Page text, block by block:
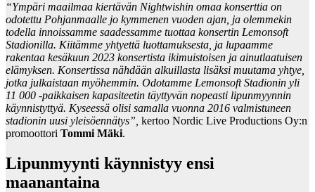
“Ympäri maailmaa kiertävän Nightwishin omaa konserttia on
odotettu Pohjanmaalle jo kymmenen vuoden ajan, ja olemmekin
todella innoissamme saadessamme tuottaa konsertin Lemonsoft
Stadionilla. Kiitämme yhtyettä luottamuksesta, ja lupaamme
rakentaa kesäkuun 2023 konsertista ikimuistoisen ja ainutlaatuisen
elämyksen. Konsertissa nähdään alkuillasta lisäksi muutama yhtye,
jotka julkaistaan myöhemmin. Odotamme Lemonsoft Stadionin yli
11 000 -paikkaisen kapasiteetin täyttyvän nopeasti lipunmyynnin
käynnistyttyä. Kyseessä olisi samalla vuonna 2016 valmistuneen
stadionin uusi yleisöennätys”, kertoo Nordic Live Productions Oy:n
promoottori Tommi Mäki.
Lipunmyynti käynnistyy ensi
maanantaina